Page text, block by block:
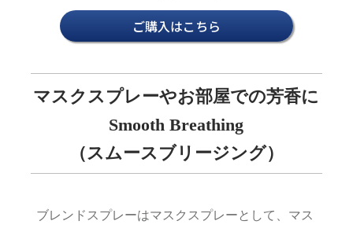
ご購入はこちら
マスクスプレーやお部屋での芳香に
Smooth Breathing
（スムースブリージング）
ブレンドスプレーはマスクスプレーとして、マス